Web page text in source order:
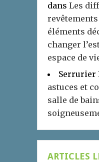
dans Les
éléments
changer
espace de
Serrurier
astuces et
salle de
ARTICLES